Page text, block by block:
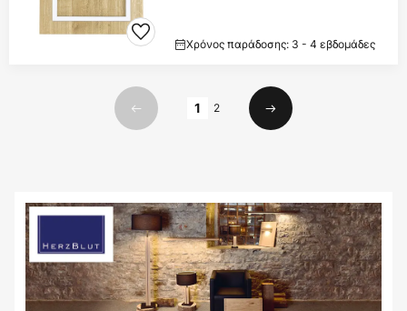
Χρόνος παράδοσης: 3 - 4 εβδομάδες
Προηγούμενο
1 2
Επόμενο